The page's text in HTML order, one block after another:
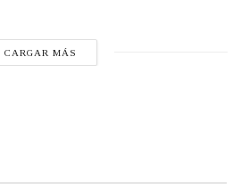
CARGAR MÁS